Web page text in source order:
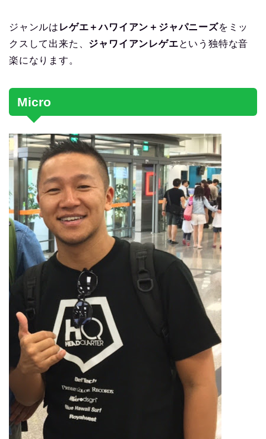
ジャンルは レゲエ＋ハワイアン＋ジャパニーズをミッ
クスして出来た、 ジャワイアンレゲエという独特な音
楽になります。
Micro